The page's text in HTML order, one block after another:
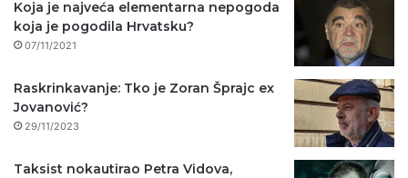
Koja je najveća elementarna nepogoda
koja je pogodila Hrvatsku?
07/11/2021
Raskrinkavanje: Tko je Zoran Šprajc ex
Jovanović?
29/11/2023
Taksist nokautirao Petra Vidova,